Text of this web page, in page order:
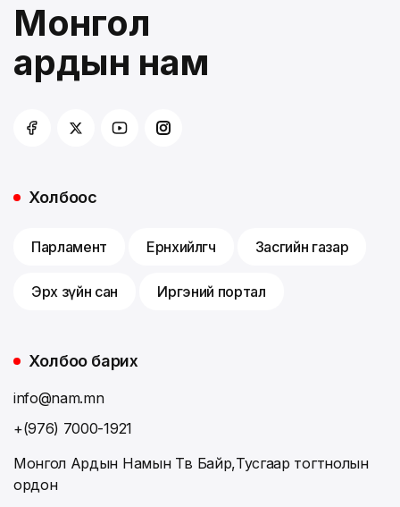
Монгол
ардын нам
Холбоос
Парламент Ерөнхийлөгч Засгийн газар
Эрх зүйн сан Иргэний портал
Холбоо барих
info@nam.mn
+(976) 7000-1921
Монгол Ардын Намын Төв Байр,Тусгаар тогтнолын
ордон